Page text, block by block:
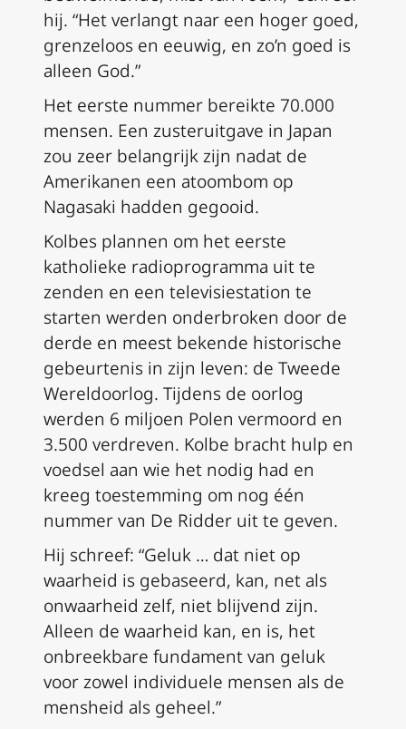
hij. “Het verlangt naar een hoger goed,
grenzeloos en eeuwig, en zo’n goed is
alleen God.”
Het eerste nummer bereikte 70.000
mensen. Een zusteruitgave in Japan
zou zeer belangrijk zijn nadat de
Amerikanen een atoombom op
Nagasaki hadden gegooid.
Kolbes plannen om het eerste
katholieke radioprogramma uit te
zenden en een televisiestation te
starten werden onderbroken door de
derde en meest bekende historische
gebeurtenis in zijn leven: de Tweede
Wereldoorlog. Tijdens de oorlog
werden 6 miljoen Polen vermoord en
3.500 verdreven. Kolbe bracht hulp en
voedsel aan wie het nodig had en
kreeg toestemming om nog één
nummer van De Ridder uit te geven.
Hij schreef: “Geluk … dat niet op
waarheid is gebaseerd, kan, net als
onwaarheid zelf, niet blijvend zijn.
Alleen de waarheid kan, en is, het
onbreekbare fundament van geluk
voor zowel individuele mensen als de
mensheid als geheel.”